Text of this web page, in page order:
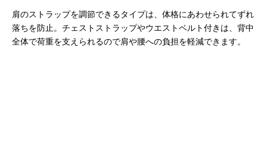
肩のストラップを調節できるタイプは、体格にあわせられてずれ
落ちを防止。チェストストラップやウエストベルト付きは、背中
全体で荷重を支えられるので肩や腰への負担を軽減できます。